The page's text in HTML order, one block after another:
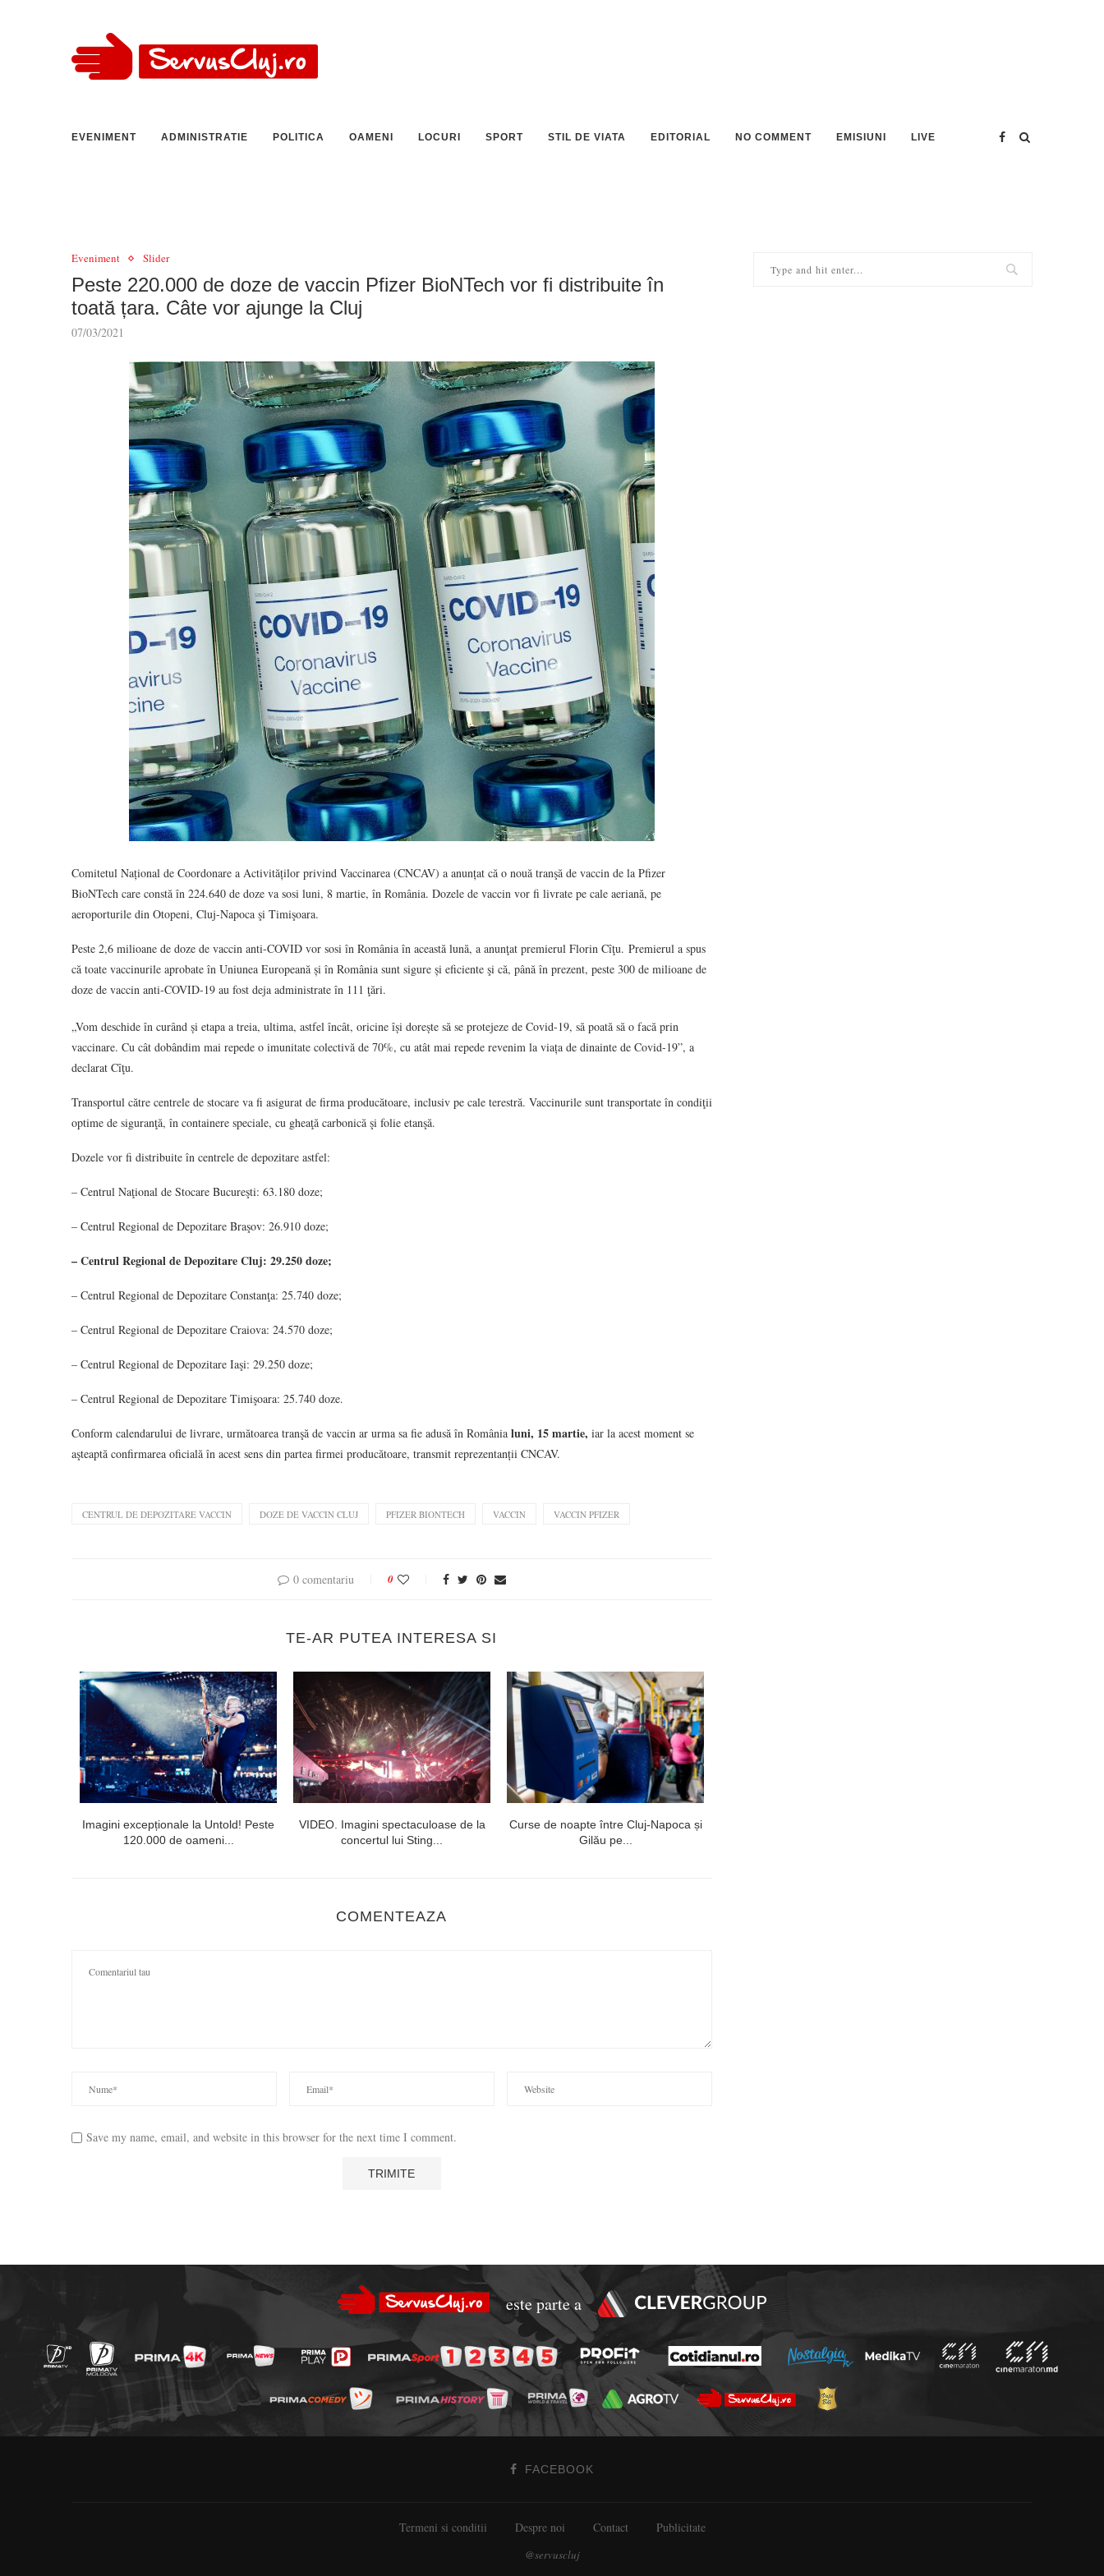
EVENIMENT ADMINISTRATIE POLITICA OAMENI LOCURI SPORT STIL DE VIATA EDITORIAL NO COMMENT EMISIUNI LIVE
Eveniment Slider
Peste 220.000 de doze de vaccin Pfizer BioNTech vor fi distribuite în
toată țara. Câte vor ajunge la Cluj
07/03/2021
Comitetul Național de Coordonare a Activităților privind Vaccinarea (CNCAV) a anunțat că o nouă tranşă de vaccin de la Pfizer
BioNTech care constă în 224.640 de doze va sosi luni, 8 martie, în România. Dozele de vaccin vor fi livrate pe cale aeriană, pe
aeroporturile din Otopeni, Cluj-Napoca şi Timişoara.
Peste 2,6 milioane de doze de vaccin anti-COVID vor sosi în România în această lună, a anunţat premierul Florin Cîţu. Premierul a spus
că toate vaccinurile aprobate în Uniunea Europeană și în România sunt sigure și eficiente şi că, până în prezent, peste 300 de milioane de
doze de vaccin anti-COVID-19 au fost deja administrate în 111 ţări.
„Vom deschide în curând și etapa a treia, ultima, astfel încât, oricine își dorește să se protejeze de Covid-19, să poată să o facă prin
vaccinare. Cu cât dobândim mai repede o imunitate colectivă de 70%, cu atât mai repede revenim la viața de dinainte de Covid-19”, a
declarat Cîţu.
Transportul către centrele de stocare va fi asigurat de firma producătoare, inclusiv pe cale terestră. Vaccinurile sunt transportate în condiţii
optime de siguranţă, în containere speciale, cu gheaţă carbonică şi folie etanşă.
Dozele vor fi distribuite în centrele de depozitare astfel:
– Centrul Naţional de Stocare Bucureşti: 63.180 doze;
– Centrul Regional de Depozitare Braşov: 26.910 doze;
– Centrul Regional de Depozitare Cluj: 29.250 doze;
– Centrul Regional de Depozitare Constanţa: 25.740 doze;
– Centrul Regional de Depozitare Craiova: 24.570 doze;
– Centrul Regional de Depozitare Iaşi: 29.250 doze;
– Centrul Regional de Depozitare Timişoara: 25.740 doze.
Conform calendarului de livrare, următoarea tranşă de vaccin ar urma sa fie adusă în România luni, 15 martie, iar la acest moment se
aşteaptă confirmarea oficială în acest sens din partea firmei producătoare, transmit reprezentanții CNCAV.
CENTRUL DE DEPOZITARE VACCIN DOZE DE VACCIN CLUJ PFIZER BIONTECH VACCIN VACCIN PFIZER
0 comentariu 0
TE-AR PUTEA INTERESA SI
Imagini excepționale la Untold! Peste
120.000 de oameni...
VIDEO. Imagini spectaculoase de la
concertul lui Sting...
Curse de noapte între Cluj-Napoca și
Gilău pe...
COMENTEAZA
Save my name, email, and website in this browser for the next time I comment.
este parte a
FACEBOOK
Termeni si conditii Despre noi Contact Publicitate
@servuscluj